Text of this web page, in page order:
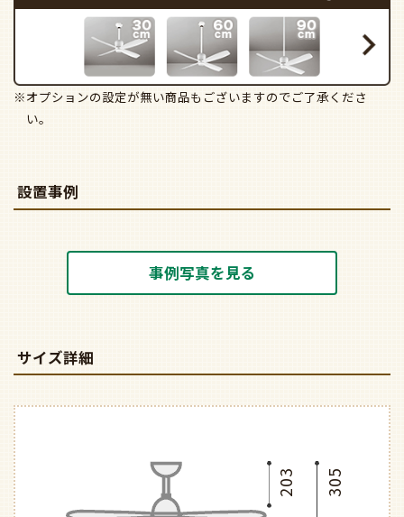
※オプションの設定が無い商品もございますのでご了承くださ
い。
設置事例
事例写真を見る
サイズ詳細
305
203